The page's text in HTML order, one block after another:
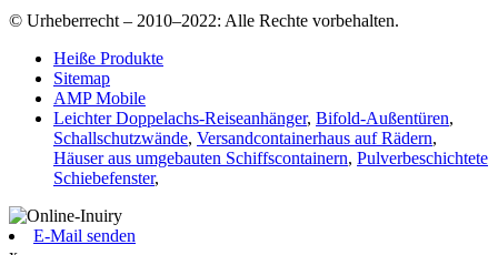
© Urheberrecht – 2010–2022: Alle Rechte vorbehalten.
Heiße Produkte
Sitemap
AMP Mobile
Leichter Doppelachs-Reiseanhänger, Bifold-Außentüren,
Schallschutzwände, Versandcontainerhaus auf Rädern,
Häuser aus umgebauten Schiffscontainern, Pulverbeschichtete
Schiebefenster,
E-Mail senden